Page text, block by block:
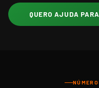
QUERO AJUDA